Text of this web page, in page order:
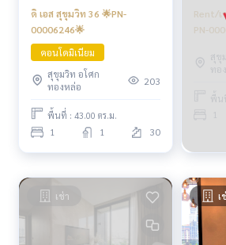
ดิ เอส สุขุมวิท 36 🌟PN-
00006246🌟
คอนโดมิเนียม
สุขุมวิท อโศก
ทองหล่อ
203
พื้นที่ : 43.00 ตร.ม.
1 1 30
Rent/เ
PN-
สุขุ
ทอ
พื้น
เช่า เ